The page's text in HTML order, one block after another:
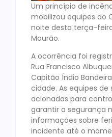
Um princípio de
mobilizou equipes do
noite desta terça-
Mourão.
A ocorrência foi
Rua Francisco
Capitão Índio
cidade. As equipes
acionadas para
garantir a segurança
informações sobre
incidente até o